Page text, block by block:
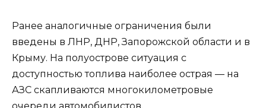
Ранее аналогичные ограничения были
введены в ЛНР, ДНР, Запорожской области и в
Крыму. На полуострове ситуация с
доступностью топлива наиболее острая — на
АЗС скапливаются многокилометровые